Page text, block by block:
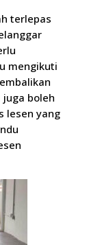
terlepas
mengikuti
boleh
lesen yang